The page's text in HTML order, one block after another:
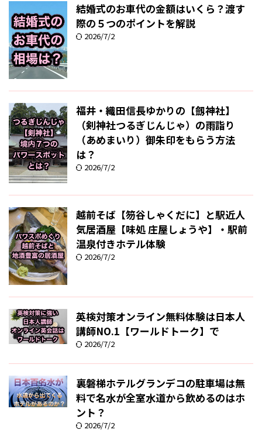
結婚式のお車代の金額はいくら？渡す
際の５つのポイントを解説
2026/7/2
福井・織田信長ゆかりの【劔神社】
（剣神社つるぎじんじゃ）の雨詣り
（あめまいり）御朱印をもらう方法
は？
2026/7/2
越前そば【笏谷しゃくだに】と駅近人
気居酒屋【味処 庄屋しょうや】・駅前
温泉付きホテル体験
2026/7/2
英検対策オンライン無料体験は日本人
講師NO.1【ワールドトーク】で
2026/7/2
裏磐梯ホテルグランデコの駐車場は無
料で名水が全室水道から飲めるのはホ
ント？
2026/7/2